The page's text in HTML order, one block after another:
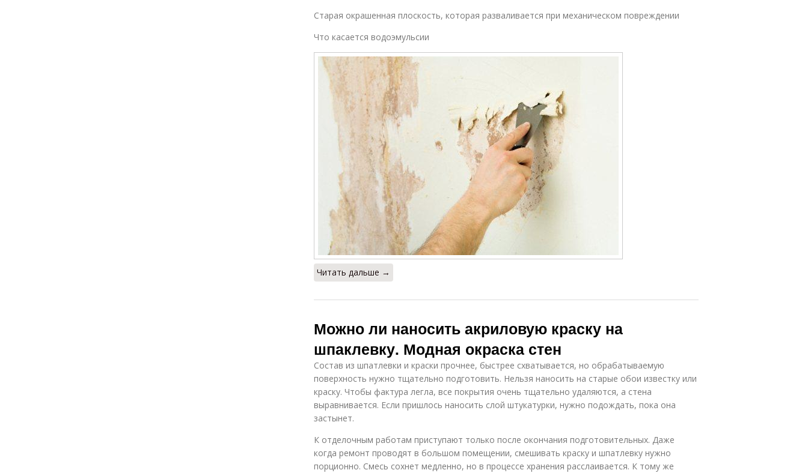
Старая окрашенная плоскость, которая разваливается при механическом повреждении
Что касается водоэмульсии
Читать дальше →
Можно ли наносить акриловую краску на
шпаклевку. Модная окраска стен
Состав из шпатлевки и краски прочнее, быстрее схватывается, но обрабатываемую
поверхность нужно тщательно подготовить. Нельзя наносить на старые обои известку или
краску. Чтобы фактура легла, все покрытия очень тщательно удаляются, а стена
выравнивается. Если пришлось наносить слой штукатурки, нужно подождать, пока она
застынет.
К отделочным работам приступают только после окончания подготовительных. Даже
когда ремонт проводят в большом помещении, смешивать краску и шпатлевку нужно
порционно. Смесь сохнет медленно, но в процессе хранения расслаивается. К тому же